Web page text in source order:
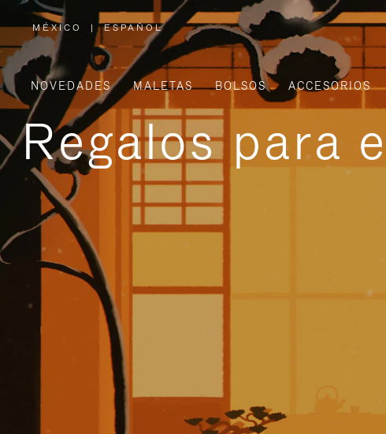
MÉXICO
,
ELIGE
LA
UBICACIÓN
| ESPAÑOL
NOVEDADES MALETAS BOLSOS ACCESORIOS
Regalos para